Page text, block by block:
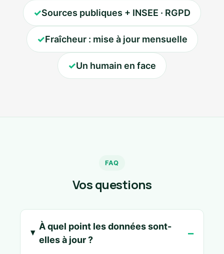
✓Sources publiques + INSEE · RGPD
✓Fraîcheur : mise à jour mensuelle
✓Un humain en face
FAQ
Vos questions
À quel point les données sont-
elles à jour ?